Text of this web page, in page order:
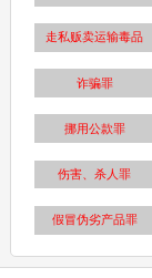
走私贩卖运输毒品
诈骗罪
挪用公款罪
伤害、杀人罪
假冒伪劣产品罪